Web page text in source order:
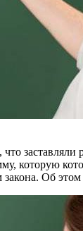
которую
закона. Об